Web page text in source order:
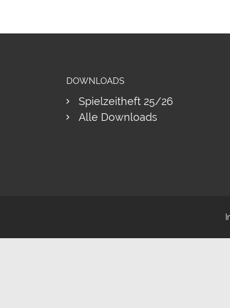
DOWNLOADS
Spielzeitheft 25/26
Alle Downloads